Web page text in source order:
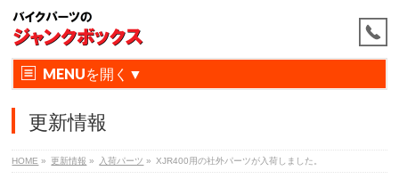
MENU
更新情報
HOME » 更新情報 » 入荷パーツ » XJR400用の社外パーツが入荷しました。